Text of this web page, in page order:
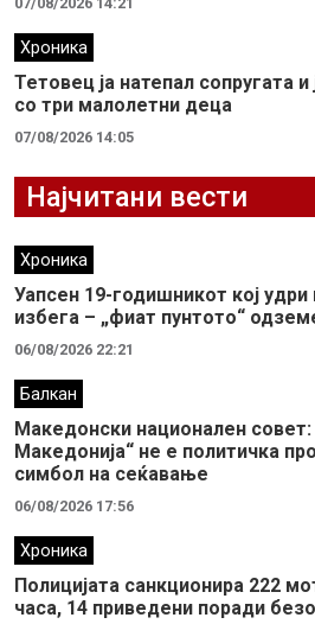
Хроника
Тетовец ја натепал сопругата
со три малолетни деца
07/08/2026 14:05
Најчитани вести
Хроника
Уапсен 19-годишникот кој
избега – „фиат пунтото“
06/08/2026 22:21
Балкан
Македонски национален
Македонија“ не е политичка
симбол на сеќавање
06/08/2026 17:56
Хроника
Полицијата санкционира 222
часа, 14 приведени поради